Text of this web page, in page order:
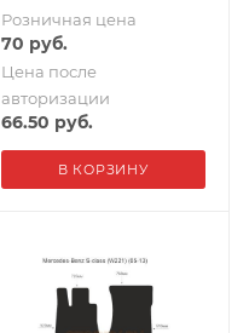
Розничная цена
70 руб.
Цена после
авторизации
66.50 руб.
В КОРЗИНУ